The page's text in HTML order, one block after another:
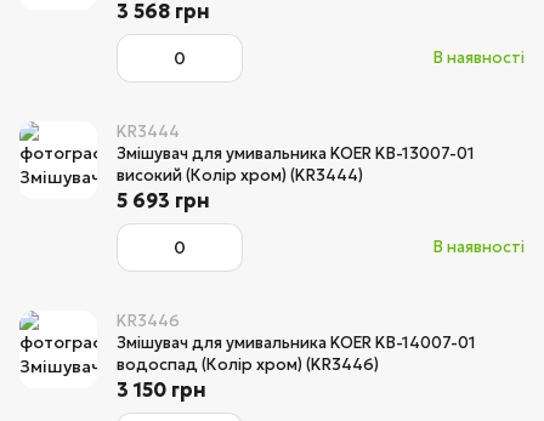
В наявності
3 568 грн
KR3444
Змішувач для умивальника KOER KB-13007-01
високий (Колір хром) (KR3444)
В наявності
5 693 грн
KR3446
Змішувач для умивальника KOER KB-14007-01
водоспад (Колір хром) (KR3446)
3 150 грн